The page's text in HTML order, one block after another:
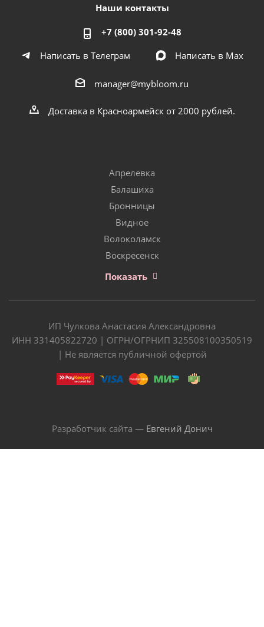
Наши контакты
+7 (800) 301-92-48
Написать в Телеграм
Написать в Мах
manager@mybloom.ru
Доставка в Красноармейск от 2000 рублей.
Апрелевка
Балашиха
Бронницы
Видное
Волоколамск
Воскресенск
Показать
ИП Чулкова Анастасия Александровна
ИНН 331405822720 | ОГРН/ОГРНИП 325508100350519
| Не является публичной офертой
Разработчик сайта — Евгений Донич